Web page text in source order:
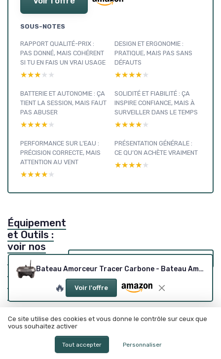
SOUS-NOTES
RAPPORT QUALITÉ-PRIX :
PAS DONNÉ, MAIS COHÉRENT
SI TU EN FAIS UN VRAI USAGE
★★★★★
★★★★★
DESIGN ET ERGONOMIE :
PRATIQUE, MAIS PAS SANS
DÉFAUTS
★★★★★
★★★★★
BATTERIE ET AUTONOMIE : ÇA
TIENT LA SESSION, MAIS FAUT
PAS ABUSER
★★★★★
★★★★★
SOLIDITÉ ET FIABILITÉ : ÇA
INSPIRE CONFIANCE, MAIS À
SURVEILLER DANS LE TEMPS
★★★★★
★★★★★
PERFORMANCE SUR L’EAU :
PRÉCISION CORRECTE, MAIS
ATTENTION AU VENT
★★★★★
★★★★★
PRÉSENTATION GÉNÉRALE :
CE QU’ON ACHÈTE VRAIMENT
★★★★★
★★★★★
Équipement
et Outils :
voir nos
autres
tests et
guides
Bateau Amorceur Tracer Carbone - Bateau Amorceur
🔥 Voir l'offre
Ce site utilise des cookies et vous donne le contrôle sur ceux que
vous souhaitez activer
Tout accepter Personnaliser